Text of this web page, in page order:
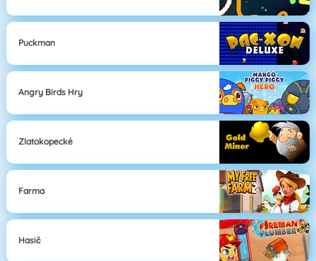
Puckman
Angry Birds Hry
Zlatokopecké
Farma
Hasič